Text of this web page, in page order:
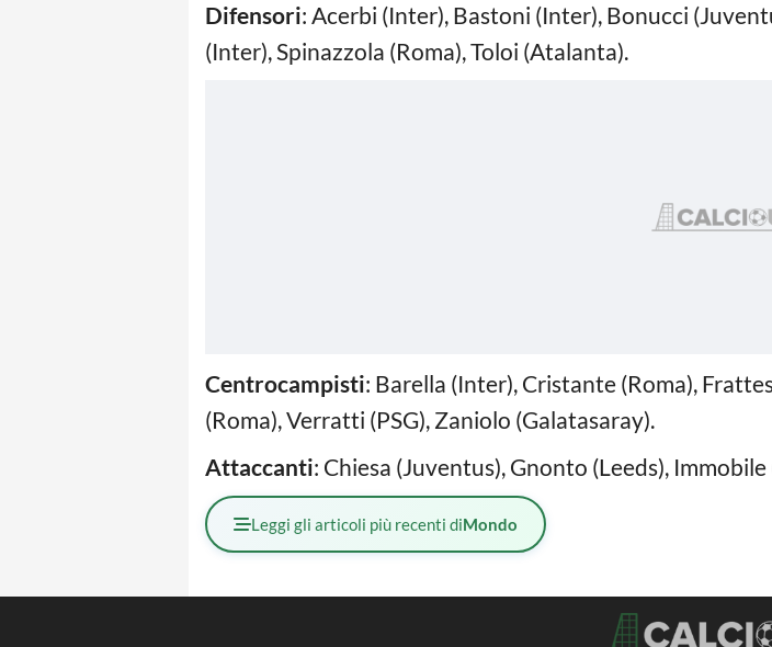
Difensori: Acerbi (Inter), Bastoni (Inter), Bonucci
(Inter), Spinazzola (Roma), Toloi (Atalanta).
Centrocampisti: Barella (Inter), Cristante (Roma),
(Roma), Verratti (PSG), Zaniolo (Galatasaray).
Attaccanti: Chiesa (Juventus), Gnonto (Leeds),
Leggi gli articoli più recenti diMondo